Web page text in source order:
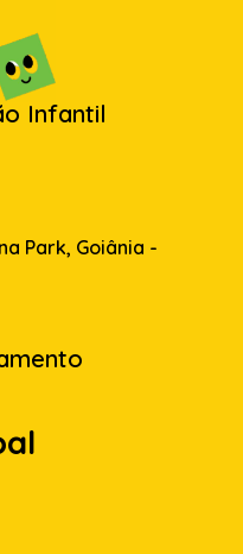
Infantil
Park, Goiânia -